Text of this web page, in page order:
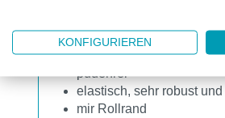
Schwarzer Einweg-
in verschiedenen
puderfrei
elastisch, sehr robust
mir Rollrand
KONFIGURIEREN